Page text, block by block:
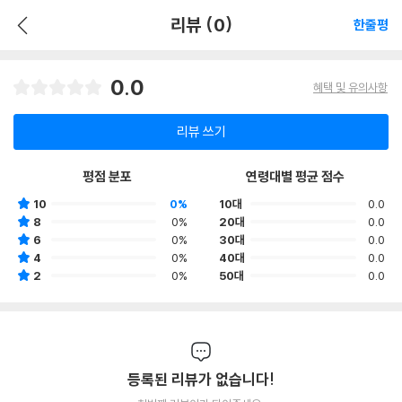
리뷰 (0) 한줄평
0.0 혜택 및 유의사항
리뷰 쓰기
평점 분포
10
0%
8
0%
6
0%
4
0%
2
0%
연령대별 평균 점수
10대
0.0
20대
0.0
30대
0.0
40대
0.0
50대
0.0
등록된 리뷰가 없습니다!